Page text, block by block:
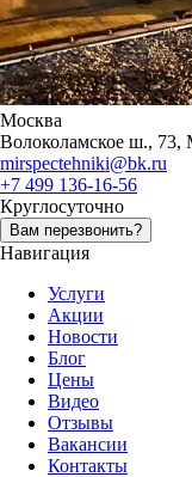
Москва
Волоколамское ш., 73,
mirspectehniki@bk.ru
+7 499 136-16-56
Круглосуточно
Вам перезвонить?
Навигация
Услуги
Акции
Новости
Блог
Цены
Видео
Отзывы
Вакансии
Контакты